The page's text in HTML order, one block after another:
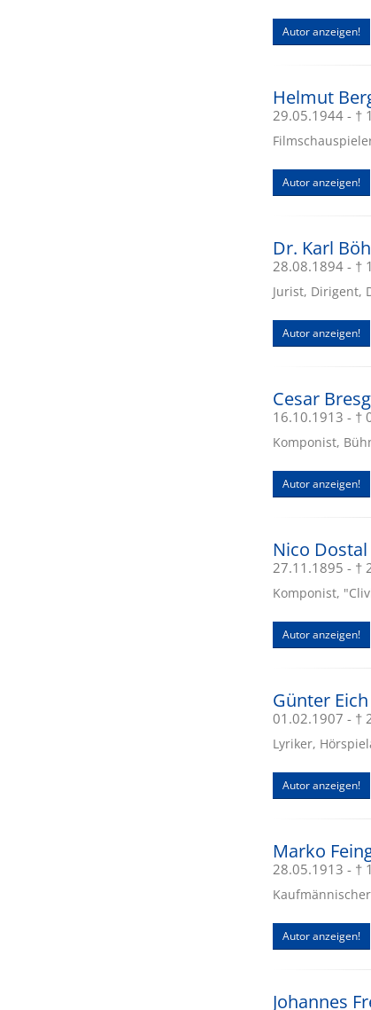
Autor anzeigen!
Helmut
29.05.1944 - †
Autor anzeigen!
Dr. Karl
28.08.1894 - †
Jurist, Dirigent,
Autor anzeigen!
Cesar
16.10.1913 - †
Komponist,
Autor anzeigen!
Nico Dostal
27.11.1895 - †
Komponist,
Autor anzeigen!
Günter Eich
01.02.1907 - †
Lyriker,
Autor anzeigen!
Marko
28.05.1913 - †
Autor anzeigen!
Johannes